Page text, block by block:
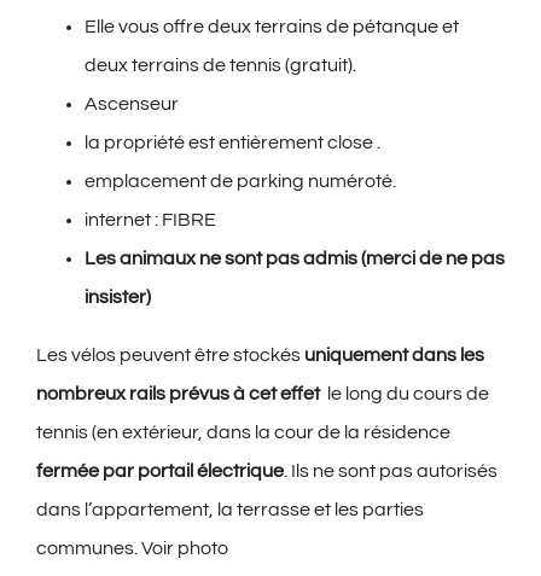
Elle vous offre deux terrains de pétanque et
deux terrains de tennis (gratuit).
Ascenseur
la propriété est entièrement close .
emplacement de parking numéroté.
internet : FIBRE
Les animaux ne sont pas admis (merci de ne pas
insister)
Les vélos peuvent être stockés uniquement dans les
nombreux rails prévus à cet effetle long du cours de
tennis (en extérieur, dans la cour de la résidence
fermée par portail électrique. Ils ne sont pas autorisés
dans l’appartement, la terrasse et les parties
communes. Voir photo